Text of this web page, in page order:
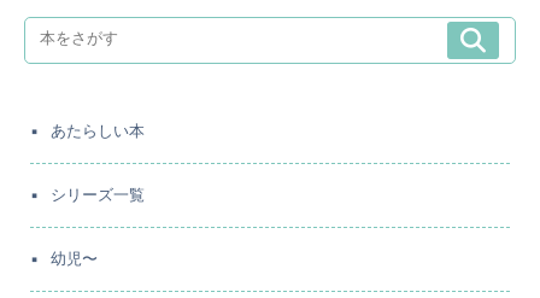
あたらしい本
シリーズ一覧
幼児〜